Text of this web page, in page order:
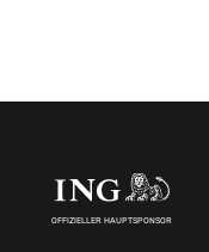
OFFIZIELLER HAUPTSPONSOR